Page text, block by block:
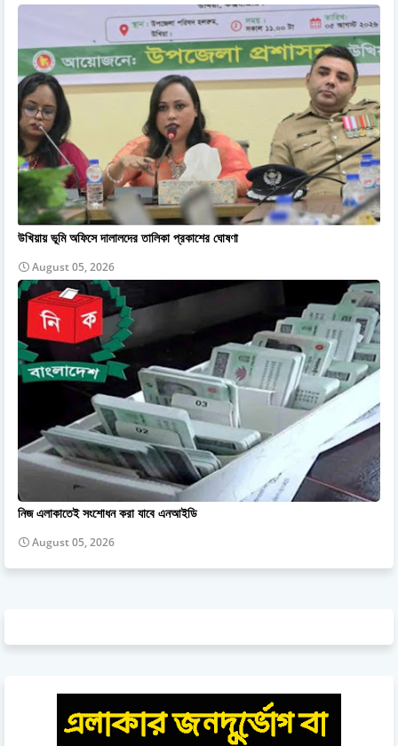
উখিয়ায় ভূমি অফিসে দালালদের তালিকা প্রকাশের ঘোষণা
August 05, 2026
নিজ এলাকাতেই সংশোধন করা যাবে এনআইডি
August 05, 2026